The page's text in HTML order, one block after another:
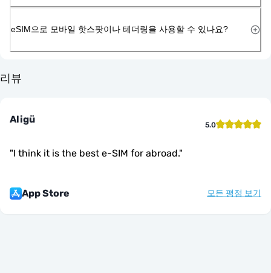
eSIM으로 모바일 핫스팟이나 테더링을 사용할 수 있나요?
리뷰
Aligü 5.0
"I think it is the best e-SIM for abroad."
App Store 모든 평점 보기